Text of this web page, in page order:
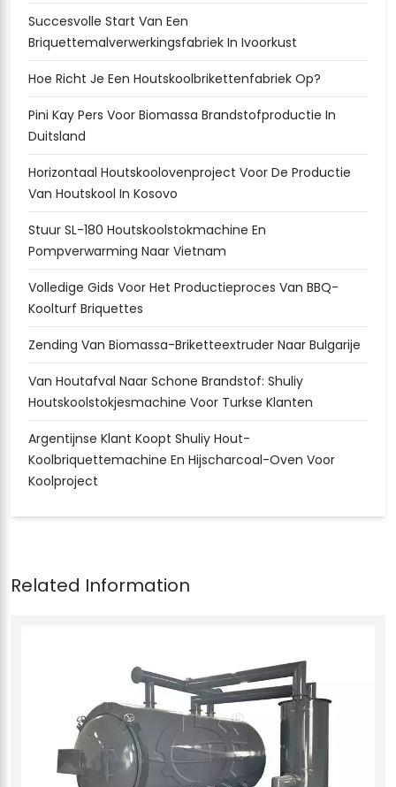
Succesvolle Start Van Een
Briquettemalverwerkingsfabriek In Ivoorkust
Hoe Richt Je Een Houtskoolbrikettenfabriek Op?
Pini Kay Pers Voor Biomassa Brandstofproductie In
Duitsland
Horizontaal Houtskoolovenproject Voor De Productie
Van Houtskool In Kosovo
Stuur SL-180 Houtskoolstokmachine En
Pompverwarming Naar Vietnam
Volledige Gids Voor Het Productieproces Van BBQ-
Koolturf Briquettes
Zending Van Biomassa-Briketteextruder Naar Bulgarije
Van Houtafval Naar Schone Brandstof: Shuliy
Houtskoolstokjesmachine Voor Turkse Klanten
Argentijnse Klant Koopt Shuliy Hout-
Koolbriquettemachine En Hijscharcoal-Oven Voor
Koolproject